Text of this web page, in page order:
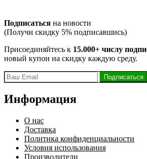
Подписаться на новости
(Получи скидку 5% подписавшись)
Присоединяйтесь к 15.000+ числу
новый купон на скидку каждую среду.
Информация
О нас
Доставка
Политика конфиденциальности
Условия использования
Производители